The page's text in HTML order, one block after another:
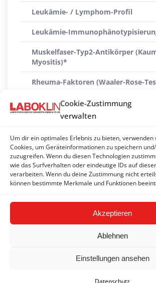
Cookie-Zustimmung
verwalten
Um dir ein optimales Erlebnis zu bieten, verwenden
Cookies, um Geräteinformationen zu speichern
zuzugreifen. Wenn du diesen Technologien
wie das Surfverhalten oder eindeutige IDs auf
verarbeiten. Wenn du deine Zustimmung nicht
können bestimmte Merkmale und Funktionen
Akzeptieren
Ablehnen
Einstellungen ansehen
Datenschutz
Leukämie- / Lymphom-Profil
Leukämie-
Muskelfaser-Typ2-Antikörper
Myositis)*
Rheuma-Faktoren (Waaler-Rose-
Serum Amyloid A (SAA)
Serumproteinelektrophorese
Thrombozyten-Antikörper
Thrombozytopenie-Profil groß
Thrombozytopenie-Profil klein
FAQ|